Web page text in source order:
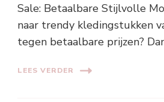
Sale: Betaalbare Stijlvolle
naar trendy kledingstukken
tegen betaalbare prijzen?
LEES VERDER